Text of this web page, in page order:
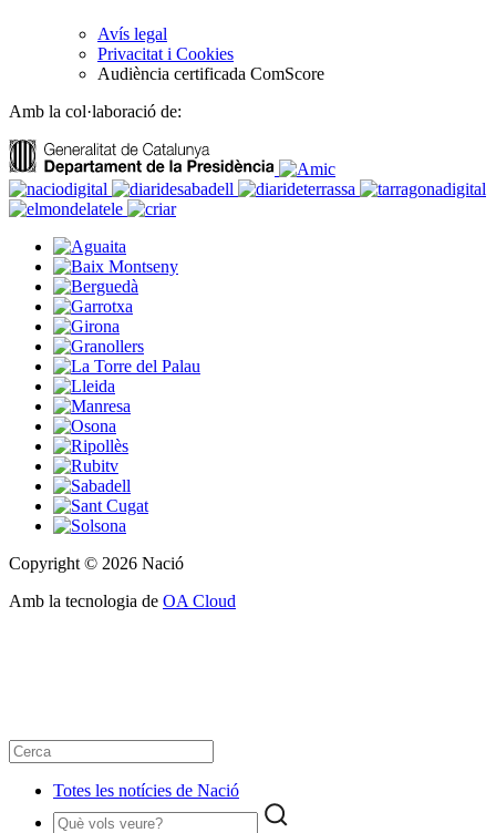
Avís legal
Privacitat i Cookies
Audiència certificada ComScore
Amb la col·laboració de:
Copyright © 2026 Nació
Amb la tecnologia de OA Cloud
Totes les notícies de Nació